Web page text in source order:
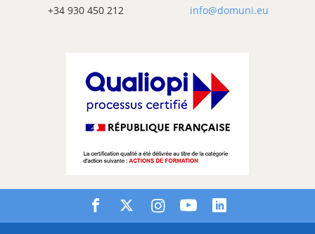
+34 930 450 212 info@domuni.eu